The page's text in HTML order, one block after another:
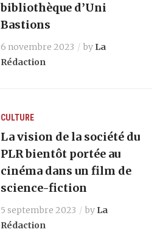
bibliothèque d’Uni
Bastions
6 novembre 2023 by La
Rédaction
CULTURE
La vision de la société du
PLR bientôt portée au
cinéma dans un film de
science-fiction
5 septembre 2023 by La
Rédaction